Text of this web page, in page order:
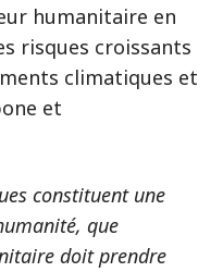
humanitaire en
risques croissants
climatiques et
et
constituent une
que
doit prendre